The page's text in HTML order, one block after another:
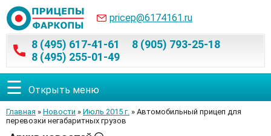
pricep@6174161.ru
8 (495) 617-41-61
8 (905) 793-25-18
8 (495) 255-01-49
☰ Открыть меню
Главная » Новости » Июль 2015 г. » Автомобильный прицеп для
перевозки негабаритных грузов